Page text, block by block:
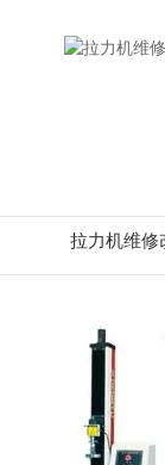
拉力机维修